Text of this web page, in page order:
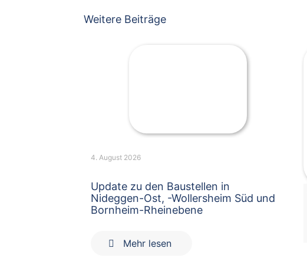
Weitere Beiträge
4. August 2026
Update zu den Baustellen in
Nideggen-Ost, -Wollersheim Süd und
Bornheim-Rheinebene
Mehr lesen